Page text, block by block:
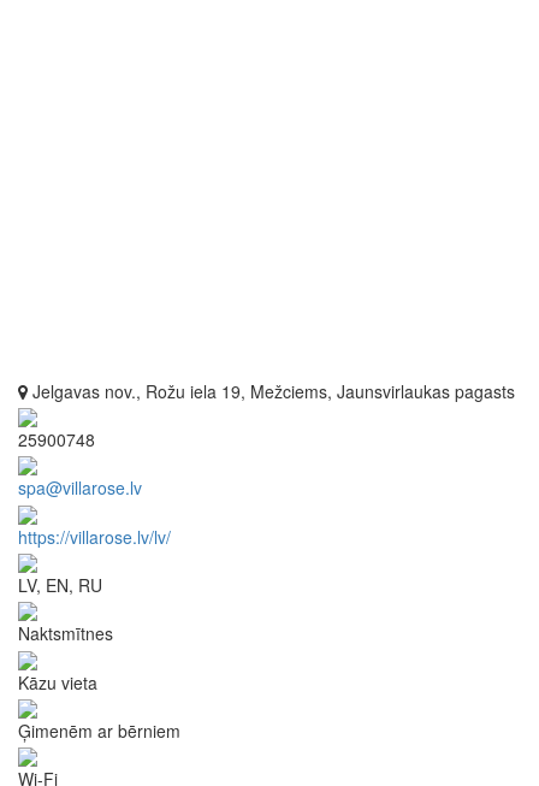
Jelgavas nov., Rožu iela 19, Mežciems, Jaunsvirlaukas pagasts
25900748
spa@villarose.lv
https://villarose.lv/lv/
LV, EN, RU
Naktsmītnes
Kāzu vieta
Ģimenēm ar bērniem
Wi-Fi